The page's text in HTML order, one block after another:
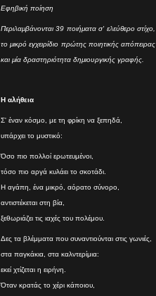
Εφηβική ποίηση
Περιλαμβάνονται 39 ποιήματα σ' ελεύθερο στίχο,
το μικρό εγχειρίδιο πρώτης ποιητικής απόπειρας
και μία δραστηριότητα δημιουργικής γραφής.
Η αλήθεια
Σ' έναν κόσμο, με τη φρίκη να ξεπηδά,
υπάρχει το μυστικό:
Όσο πιο πολλοί ερωτευμένοι,
τόσο πιο αργά κυλάει το σκοτάδι.
Η αγάπη, ένα μικρό, αόρατο σύνορο,
αντιστέκεται στη βία,
ξεθωριάζει τις ιαχές του πολέμου.
Δες τα βλέμματα που συναντιούνται στις γωνιές,
στα παγκάκια, στα καλντερίμια:
εκεί χτίζεται η ειρήνη.
Όταν κρατάς το χέρι κάποιου,